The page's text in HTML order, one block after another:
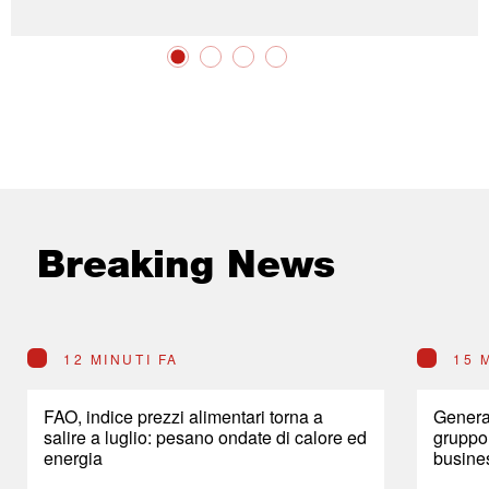
Breaking News
12 MINUTI FA
FAO, indice prezzi alimentari torna a
salire a luglio: pesano ondate di calore ed
energia
15